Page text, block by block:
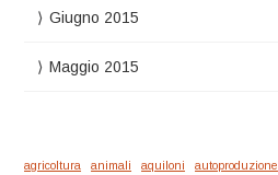
Giugno 2015
Maggio 2015
agricoltura animali aquiloni autoproduzione